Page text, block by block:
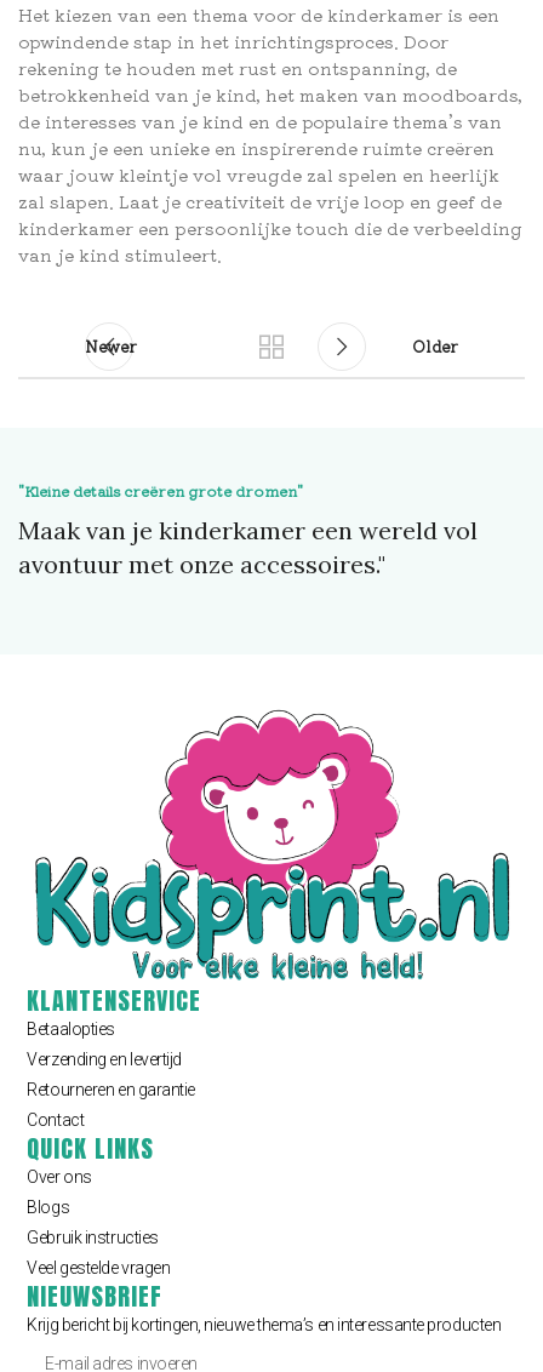
Het kiezen van een thema voor de kinderkamer is een
opwindende stap in het inrichtingsproces. Door
rekening te houden met rust en ontspanning, de
betrokkenheid van je kind, het maken van moodboards,
de interesses van je kind en de populaire thema’s van
nu, kun je een unieke en inspirerende ruimte creëren
waar jouw kleintje vol vreugde zal spelen en heerlijk
zal slapen. Laat je creativiteit de vrije loop en geef de
kinderkamer een persoonlijke touch die de verbeelding
van je kind stimuleert.
Newer Older
"Kleine details creëren grote dromen"
Maak van je kinderkamer een wereld vol
avontuur met onze accessoires."
KLANTENSERVICE
Betaalopties
Verzending en levertijd
Retourneren en garantie
Contact
QUICK LINKS
Over ons
Blogs
Gebruik instructies
Veel gestelde vragen
NIEUWSBRIEF
Krijg bericht bij kortingen, nieuwe thema’s en interessante producten